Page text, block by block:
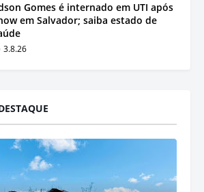
Gomes é internado em UTI após
em Salvador; saiba estado de
3.8.26